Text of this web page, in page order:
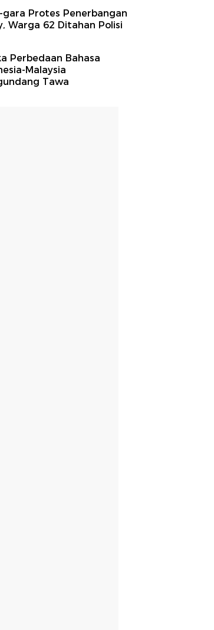
gara Protes Penerbangan
Warga 62 Ditahan Polisi
Perbedaan Bahasa
Malaysia
Tawa